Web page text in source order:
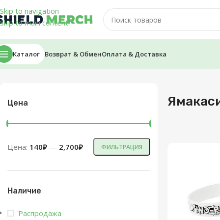
Skip to navigation
Skip to main content
Каталог Возврат & ОбменОплата & Доставка
Главная/MineShield
Цена
ФИЛЬТРАЦИЯ
Цена: 140₽ — 2,700₽
Наличие
Распродажа